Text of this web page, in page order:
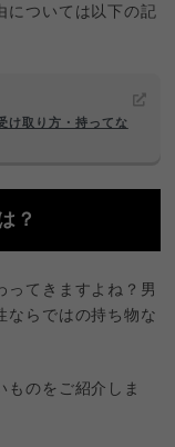
については以下の記
け取り方・持ってな
？
ってきますよね？男
ならではの持ち物な
のをご紹介しま